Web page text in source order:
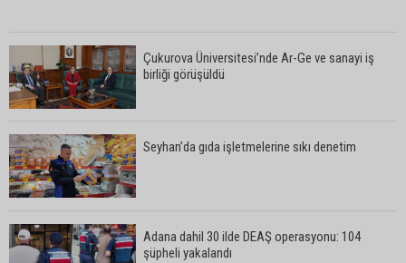
Çukurova Üniversitesi’nde Ar-Ge ve sanayi iş
birliği görüşüldü
Seyhan’da gıda işletmelerine sıkı denetim
Adana dahil 30 ilde DEAŞ operasyonu: 104
şüpheli yakalandı